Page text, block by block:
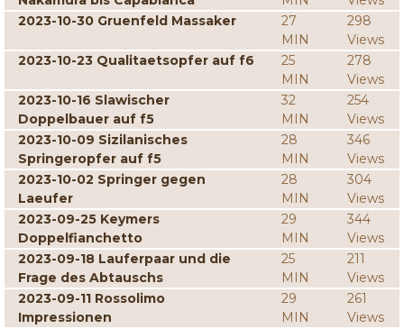
2023-10-30 Gruenfeld Massaker
27
MIN
298
Views
2023-10-23 Qualitaetsopfer auf f6
25
MIN
278
Views
2023-10-16 Slawischer
Doppelbauer auf f5
32
MIN
254
Views
2023-10-09 Sizilanisches
Springeropfer auf f5
28
MIN
346
Views
2023-10-02 Springer gegen
Laeufer
28
MIN
304
Views
2023-09-25 Keymers
Doppelfianchetto
29
MIN
344
Views
2023-09-18 Lauferpaar und die
Frage des Abtauschs
25
MIN
211
Views
2023-09-11 Rossolimo
Impressionen
29
MIN
261
Views